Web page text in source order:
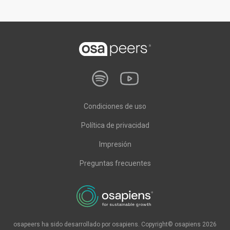
Condiciones de uso
Política de privacidad
Impresión
Preguntas frecuentes
osapeers ha sido desarrollado por osapiens. Copyright© osapiens 2026